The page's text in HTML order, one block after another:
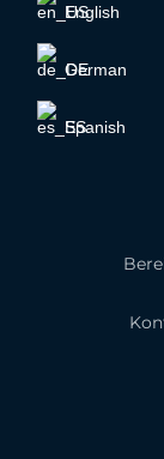
English
German
Spanish